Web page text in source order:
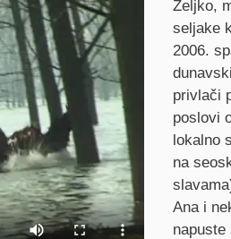
Željko,
seljake
2006.
privlači
poslovi
lokalno
na
Ana i